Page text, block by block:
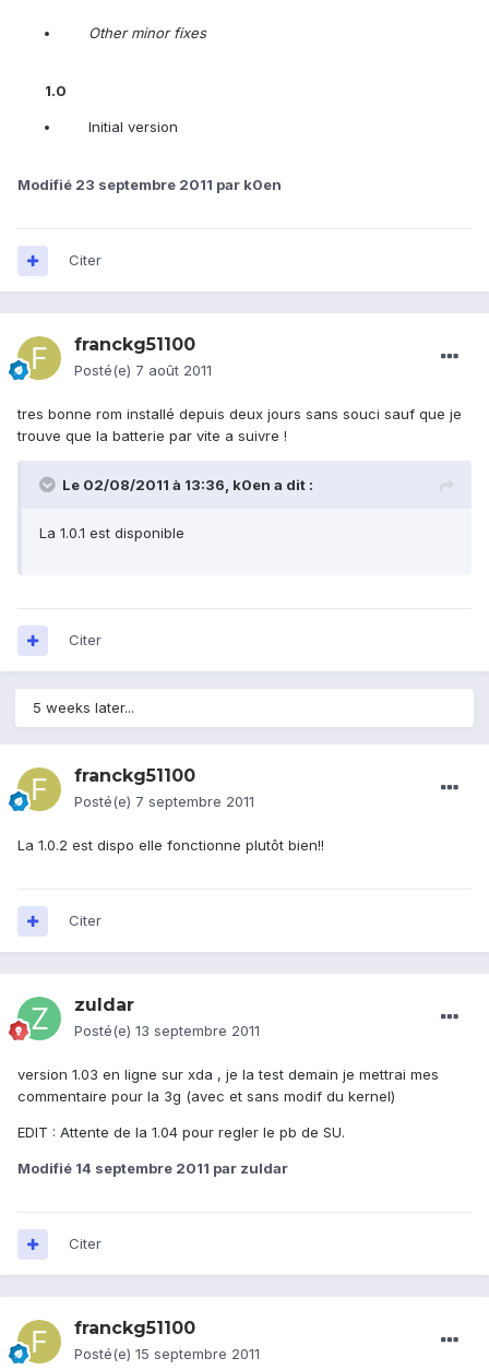
Other minor fixes
1.0
Initial version
Modifié 23 septembre 2011 par k0en
Citer
franckg51100
Posté(e) 7 août 2011
tres bonne rom installé depuis deux jours sans souci sauf que je
trouve que la batterie par vite a suivre !
Le 02/08/2011 à 13:36, k0en a dit :
La 1.0.1 est disponible
Citer
5 weeks later...
franckg51100
Posté(e) 7 septembre 2011
La 1.0.2 est dispo elle fonctionne plutôt bien!!
Citer
zuldar
Posté(e) 13 septembre 2011
version 1.03 en ligne sur xda , je la test demain je mettrai mes
commentaire pour la 3g (avec et sans modif du kernel)
EDIT : Attente de la 1.04 pour regler le pb de SU.
Modifié 14 septembre 2011 par zuldar
Citer
franckg51100
Posté(e) 15 septembre 2011